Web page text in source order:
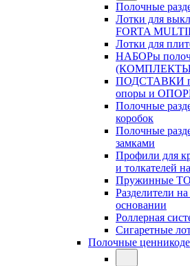
Полочные
Лотки для
FORTA
Лотки для
НАБОРы
ПОДСТАВКИ
опоры и
Полочные
коробок
Полочные
замками
Профили для
и толкателей
Пружинные
Разделители
основании
Роллерная
Сигаретные
Полочные